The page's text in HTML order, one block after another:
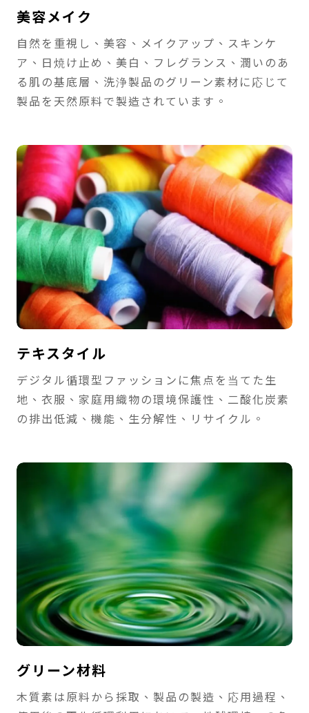
美容メイク
自然を重視し、美容、メイクアップ、スキンケ
ア、日焼け止め、美白、フレグランス、潤いのあ
る肌の基底層、洗浄製品のグリーン素材に応じて
製品を天然原料で製造されています。
テキスタイル
デジタル循環型ファッションに焦点を当てた生
地、衣服、家庭用織物の環境保護性、二酸化炭素
の排出低減、機能、生分解性、リサイクル。
グリーン材料
木質素は原料から採取、製品の製造、応用過程、